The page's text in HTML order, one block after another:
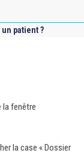
patient ?
la fenêtre
la case « Dossier